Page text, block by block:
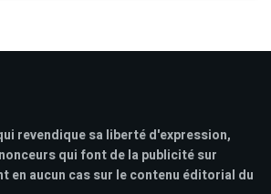
revendique sa liberté d'expression,
qui font de la publicité sur
en aucun cas sur le contenu éditorial du